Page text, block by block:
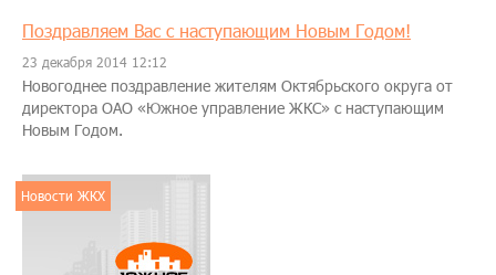
Поздравляем Вас с наступающим Новым Годом!
23 декабря 2014 12:12
Новогоднее поздравление жителям Октябрьского округа от
директора ОАО «Южное управление ЖКС» с наступающим
Новым Годом.
Новости ЖКХ